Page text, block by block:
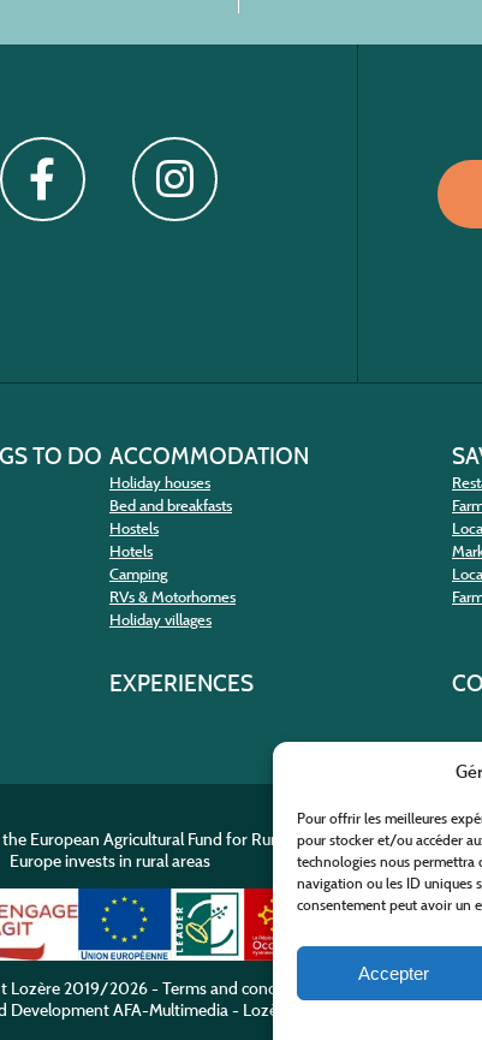
Pour offrir les meilleures
pour stocker et/ou accéder
technologies nous permettra
navigation ou les ID uniques
consentement peut avoir un
Accepter
TO DO ACCOMMODATION
Holiday houses
Bed and breakfasts
Hostels
Hotels
Camping
RVs & Motorhomes
Holiday villages
EXPERIENCES
European Agricultural Fund for Rural Development
Europe invests in rural areas
Lozère2019/2026 -Terms and condition Privacy Policy
DevelopmentAFA-Multimedia- Lozère